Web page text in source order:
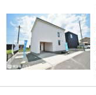
け
取
る
・
条